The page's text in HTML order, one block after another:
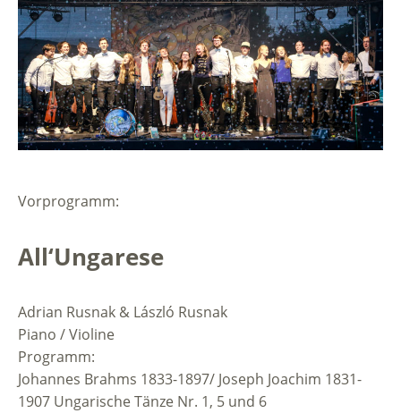
Vorprogramm:
All‘Ungarese
Adrian Rusnak & László Rusnak
Piano / Violine
Programm:
Johannes Brahms 1833-1897/ Joseph Joachim 1831-
1907 Ungarische Tänze Nr. 1, 5 und 6